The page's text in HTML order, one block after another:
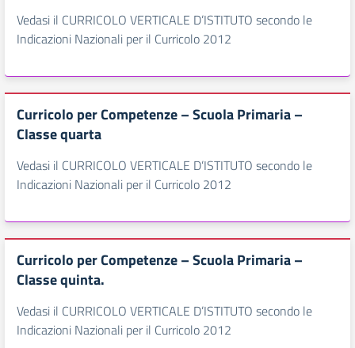
Vedasi il CURRICOLO VERTICALE D’ISTITUTO secondo le
Indicazioni Nazionali per il Curricolo 2012
Curricolo per Competenze – Scuola Primaria –
Classe quarta
Vedasi il CURRICOLO VERTICALE D’ISTITUTO secondo le
Indicazioni Nazionali per il Curricolo 2012
Curricolo per Competenze – Scuola Primaria –
Classe quinta.
Vedasi il CURRICOLO VERTICALE D’ISTITUTO secondo le
Indicazioni Nazionali per il Curricolo 2012